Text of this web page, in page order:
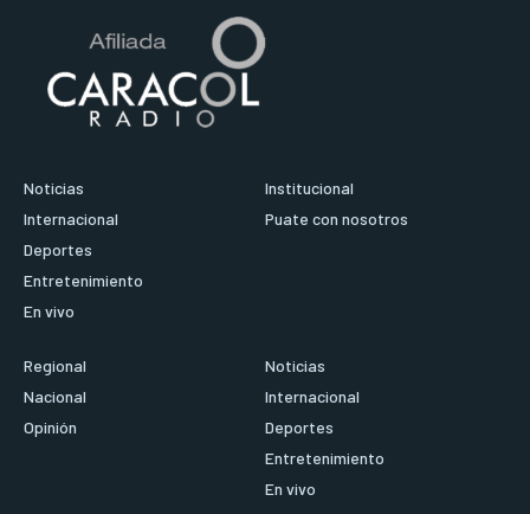
Noticias
Internacional
Deportes
Entretenimiento
En vivo
Institucional
Puate con nosotros
Regional
Nacional
Opinión
Noticias
Internacional
Deportes
Entretenimiento
En vivo